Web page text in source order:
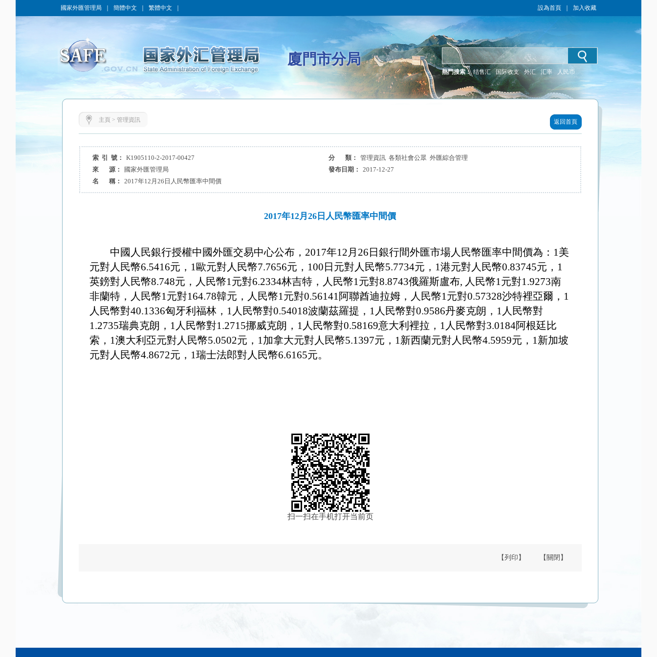
國家外匯管理局 簡體中文 繁體中文 設為首頁 加入收藏
廈門市分局
熱門搜索： 结售汇 国际收支 外汇 汇率 人民币
主頁 > 管理資訊 返回首頁
索 引 號： K1905110-2-2017-00427 分 類：
管理資訊 各類社會公眾 外匯綜合管理
來 源：
國家外匯管理局 發布日期：
2017-12-27
名 稱：
2017年12月26日人民幣匯率中間價
2017年12月26日人民幣匯率中間價
中國人民銀行授權中國外匯交易中心公布，2017年12月 26 日銀行間外匯市場人民幣匯率中間價為：1美
元對人民幣6.5416元，1歐元對人民幣7.7656元，100日元對人民幣5.7734元 ，1港元對人民幣0.83745元 ，1
英鎊對人民幣8.748元，人民幣1元對6.2334林吉特，人民幣1元對8.8743俄羅斯盧布, 人民幣1元對1.9273南
非蘭特，人民幣1元對164.78韓元， 人民幣1元對0.56141阿聯酋迪拉姆，人民幣1元對0.57328沙特裡亞爾，1
人民幣對40.1336匈牙利福林，1人民幣對0.54018波蘭茲羅提，1人民幣對0.9586丹麥克朗，1人民幣對
1.2735瑞典克朗，1人民幣對1.2715挪威克朗，1人民幣對0.58169意大利裡拉，1人民幣對3.0184阿根廷比
索， 1澳大利亞元對人民幣5.0502元，1加拿大元對人民幣5.1397元，1新西蘭元對人民幣4.5959元，1新加坡
元對人民幣4.8672元，1瑞士法郎對人民幣6.6165元。
扫一扫在手机打开当前页
【列印】 【關閉】